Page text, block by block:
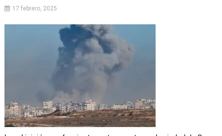
17 febrero, 2025